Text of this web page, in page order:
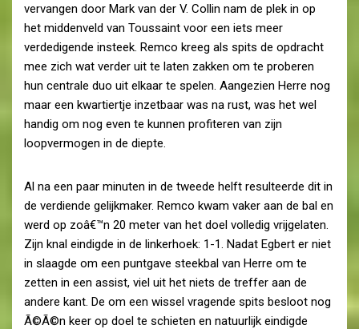
vervangen door Mark van der V. Collin nam de plek in op
het middenveld van Toussaint voor een iets meer
verdedigende insteek. Remco kreeg als spits de opdracht
mee zich wat verder uit te laten zakken om te proberen
hun centrale duo uit elkaar te spelen. Aangezien Herre nog
maar een kwartiertje inzetbaar was na rust, was het wel
handig om nog even te kunnen profiteren van zijn
loopvermogen in de diepte.
Al na een paar minuten in de tweede helft resulteerde dit in
de verdiende gelijkmaker. Remco kwam vaker aan de bal en
werd op zoâ€™n 20 meter van het doel volledig vrijgelaten.
Zijn knal eindigde in de linkerhoek: 1-1. Nadat Egbert er niet
in slaagde om een puntgave steekbal van Herre om te
zetten in een assist, viel uit het niets de treffer aan de
andere kant. De om een wissel vragende spits besloot nog
Ã©Ã©n keer op doel te schieten en natuurlijk eindigde